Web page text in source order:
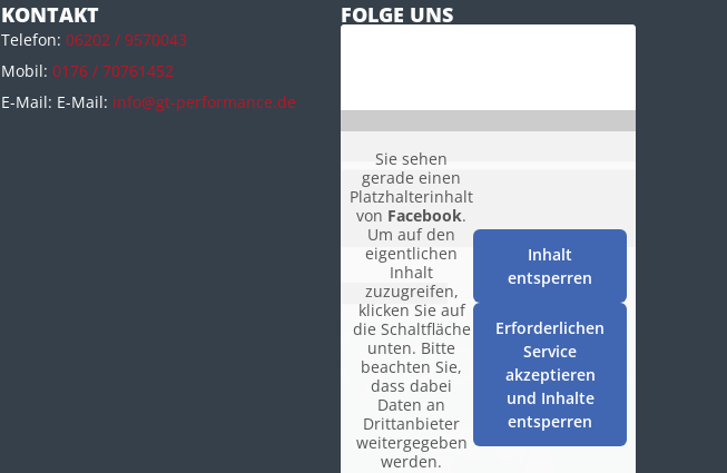
KONTAKT
Telefon: 06202 / 9570043
Mobil: 0176 / 70761452
E-Mail: E-Mail: info@gt-performance.de
FOLGE UNS
Sie sehen
gerade einen
Platzhalterinhalt
von Facebook.
Um auf den
eigentlichen
Inhalt
zuzugreifen,
klicken Sie auf
die Schaltfläche
unten. Bitte
beachten Sie,
dass dabei
Daten an
Drittanbieter
weitergegeben
werden.
Inhalt
entsperren
Erforderlichen
Service
akzeptieren
und Inhalte
entsperren